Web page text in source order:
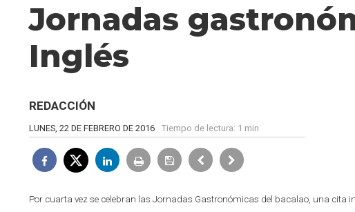
Jornadas
Inglés
REDACCIÓN
LUNES, 22 DE FEBRERO DE 2016 Tiempo de lectura: 1 min
Por cuarta vez se celebran las Jornadas Gastronómicas del bacalao, una cita